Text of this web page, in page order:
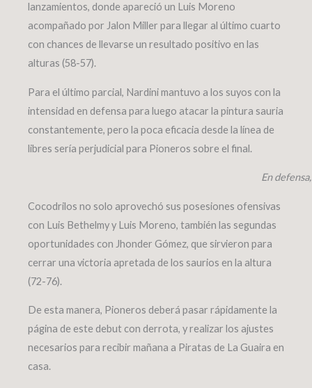
lanzamientos, donde apareció un Luis Moreno
acompañado por Jalon Miller para llegar al último cuarto
con chances de llevarse un resultado positivo en las
alturas (58-57).
Para el último parcial, Nardini mantuvo a los suyos con la
intensidad en defensa para luego atacar la pintura sauria
constantemente, pero la poca eficacia desde la línea de
libres sería perjudicial para Pioneros sobre el final.
En
Cocodrilos no solo aprovechó sus posesiones ofensivas
con Luis Bethelmy y Luis Moreno, también las segundas
oportunidades con Jhonder Gómez, que sirvieron para
cerrar una victoria apretada de los saurios en la altura
(72-76).
De esta manera, Pioneros deberá pasar rápidamente la
página de este debut con derrota, y realizar los ajustes
necesarios para recibir mañana a Piratas de La Guaira en
casa.